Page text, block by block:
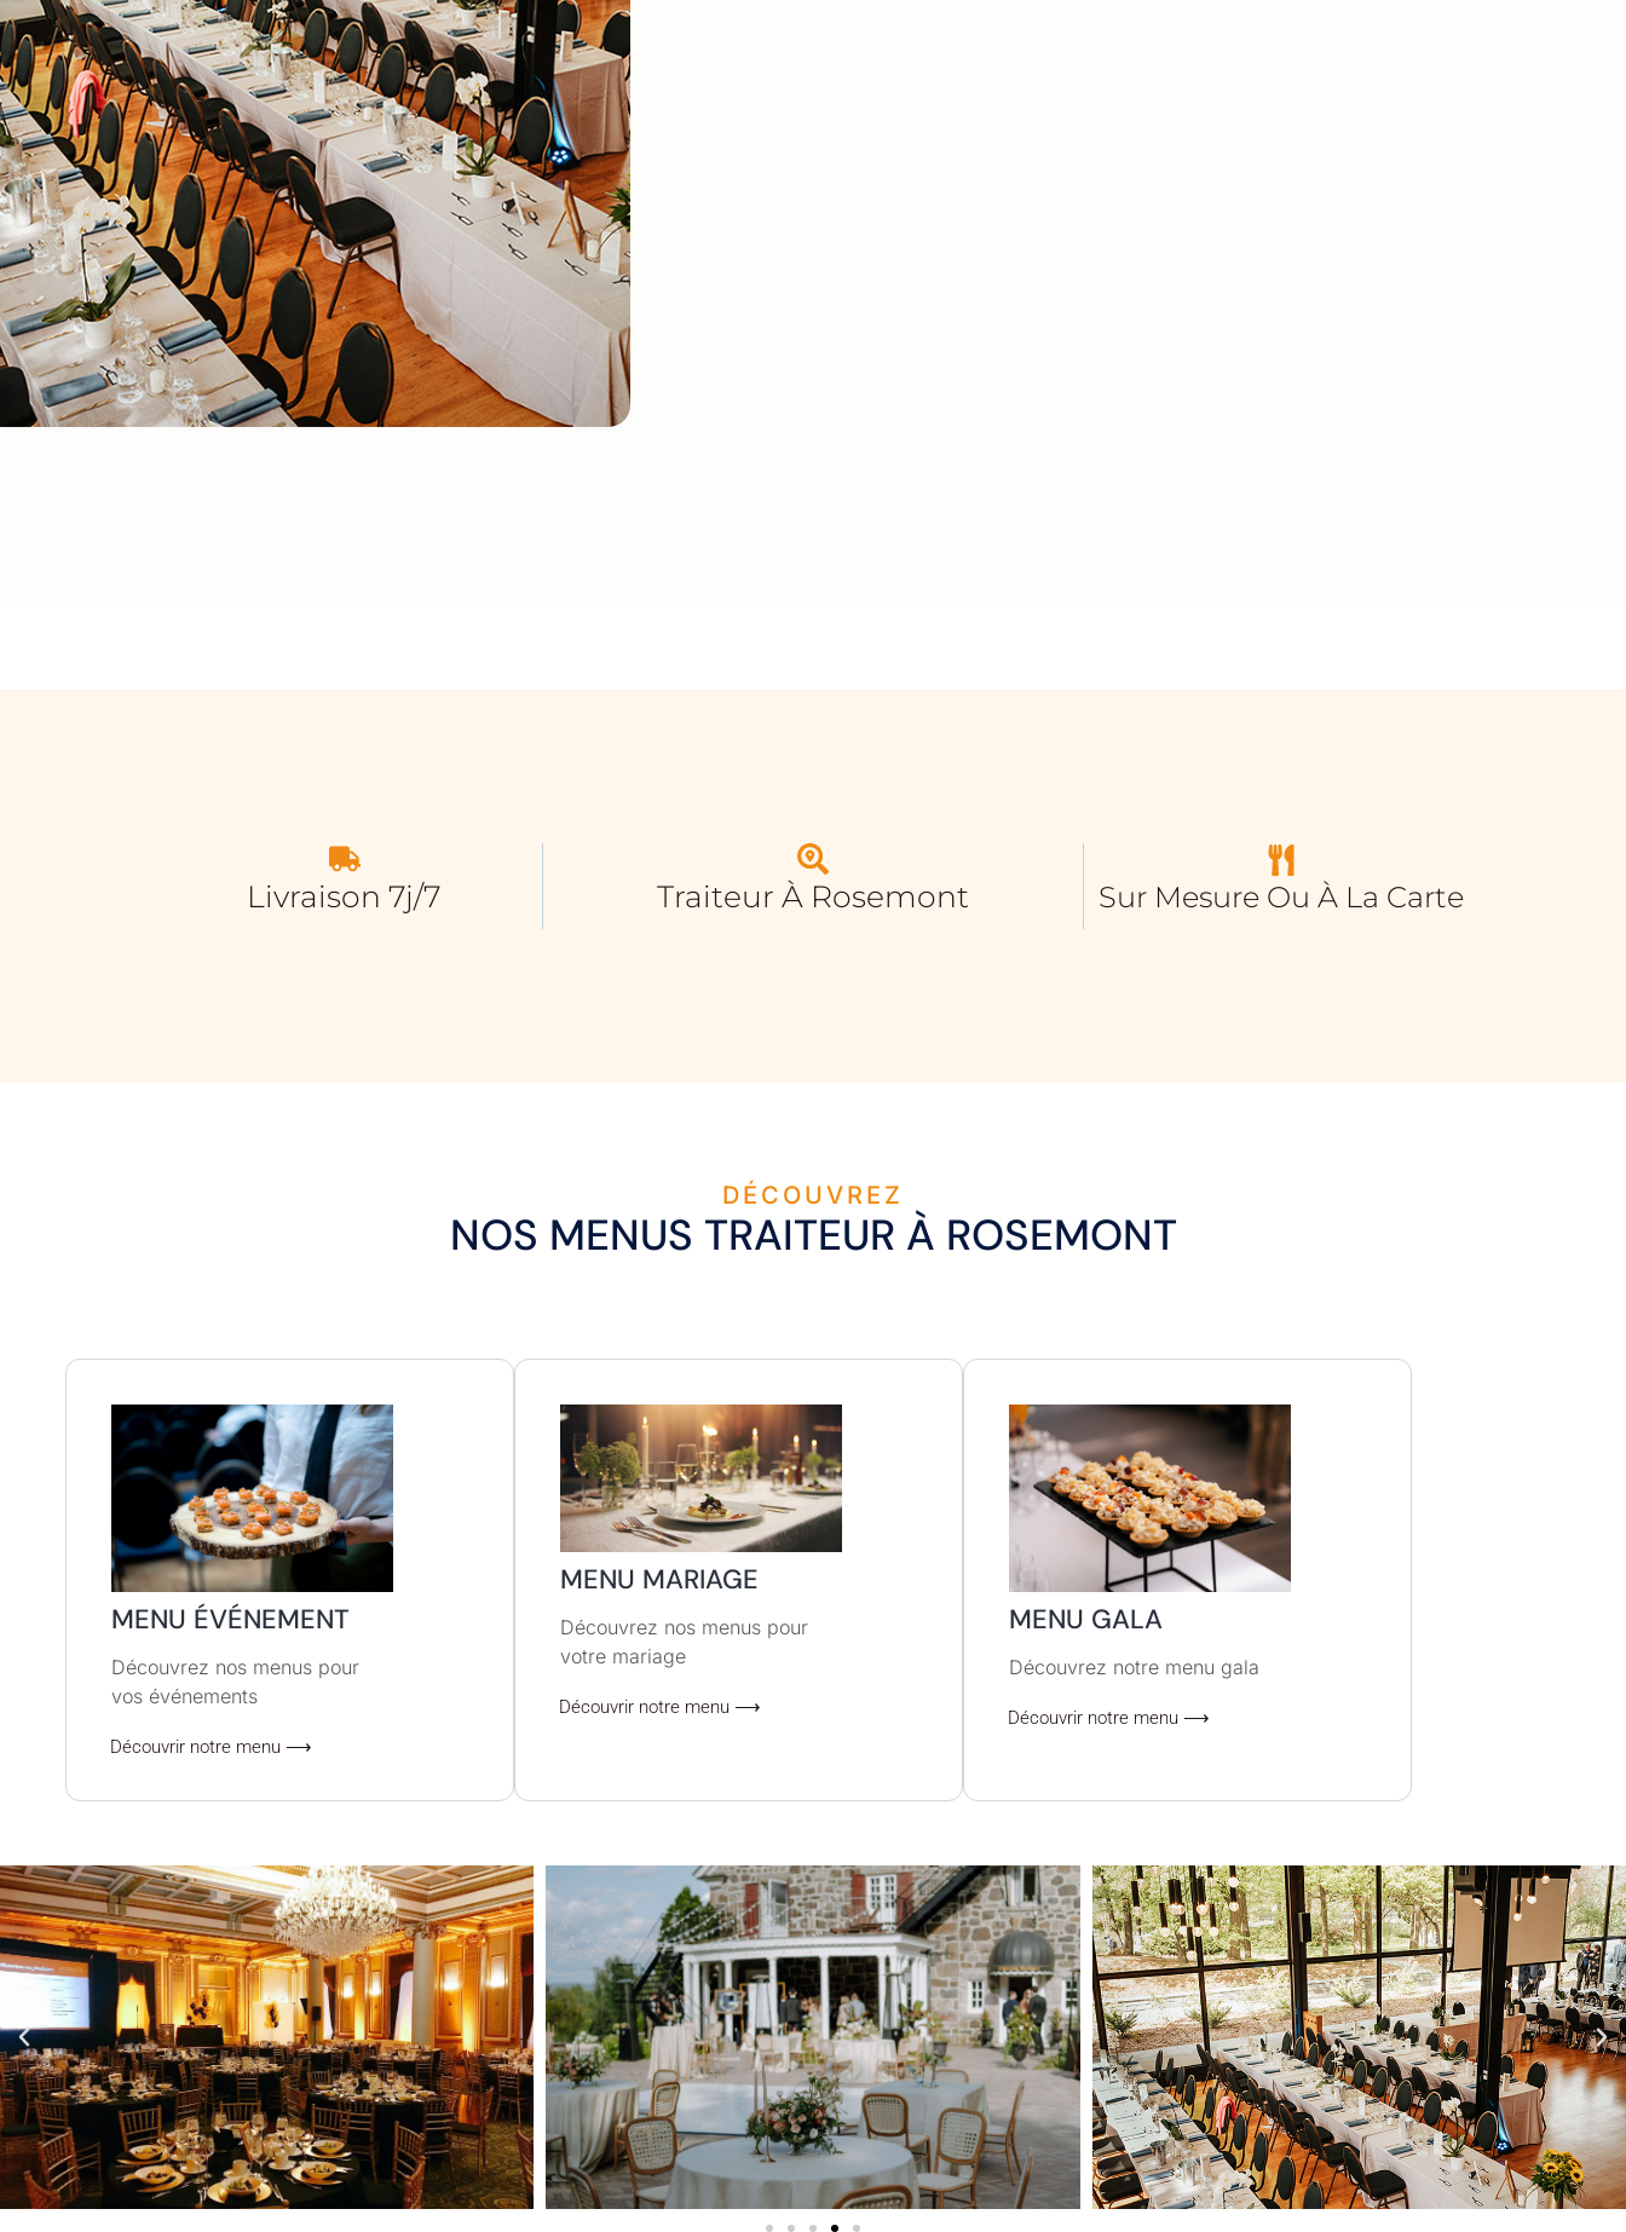
Livraison 7j/7 Traiteur À Rosemont Sur Mesure Ou À La Carte
DÉCOUVREZ
NOS MENUS TRAITEUR À ROSEMONT
MENU ÉVÉNEMENT
Découvrez nos menus pour
vos événements
Découvrir notre menu ⟶
MENU MARIAGE
Découvrez nos menus pour
votre mariage
Découvrir notre menu ⟶
MENU GALA
Découvrez notre menu gala
Découvrir notre menu ⟶